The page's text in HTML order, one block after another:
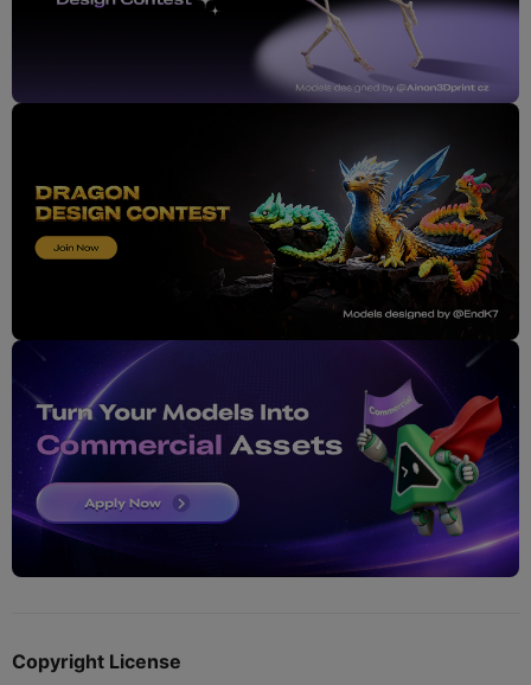
Copyright License